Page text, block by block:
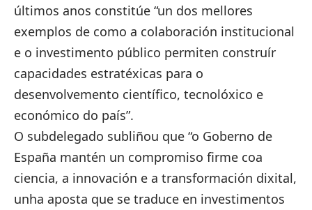
últimos anos constitúe “un dos mellores
exemplos de como a colaboración institucional
e o investimento público permiten construír
capacidades estratéxicas para o
desenvolvemento científico, tecnolóxico e
económico do país”.
O subdelegado subliñou que “o Goberno de
España mantén un compromiso firme coa
ciencia, a innovación e a transformación dixital,
unha aposta que se traduce en investimentos